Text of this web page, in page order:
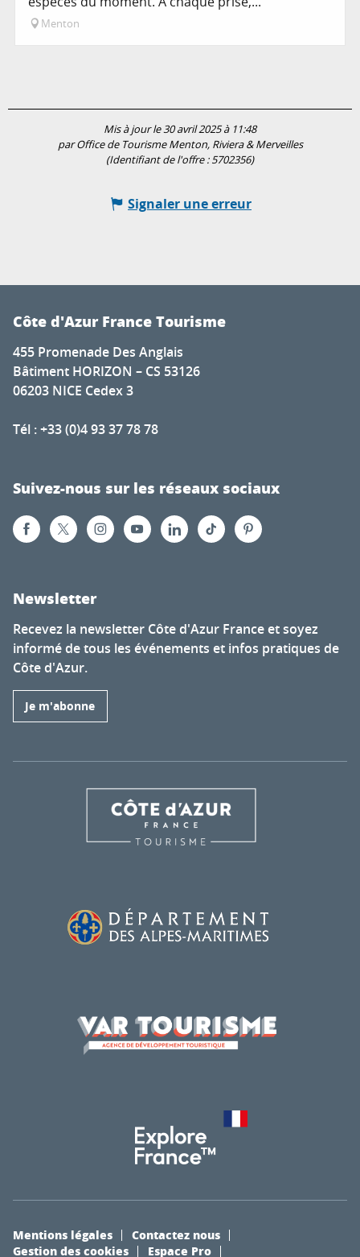
Menton
Mis à jour le 30 avril 2025 à 11:48
par Office de Tourisme Menton, Riviera & Merveilles
(Identifiant de l'offre :5702356)
Signaler une erreur
Côte d'Azur France Tourisme
455 Promenade Des Anglais
Bâtiment HORIZON – CS 53126
06203 NICE Cedex 3
Tél : +33 (0)4 93 37 78 78
Suivez-nous sur les réseaux sociaux
Newsletter
Recevez la newsletter Côte d'Azur France et soyez
informé de tous les événements et infos pratiques de
Côte d'Azur.
Je m'abonne
Mentions légales
Contactez nous
Gestion des cookies
Espace Pro